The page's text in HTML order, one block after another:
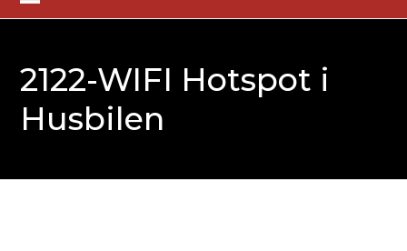
SkipOpen
menu
Close
menu
2122-WIFI Hotspot i
Husbilen